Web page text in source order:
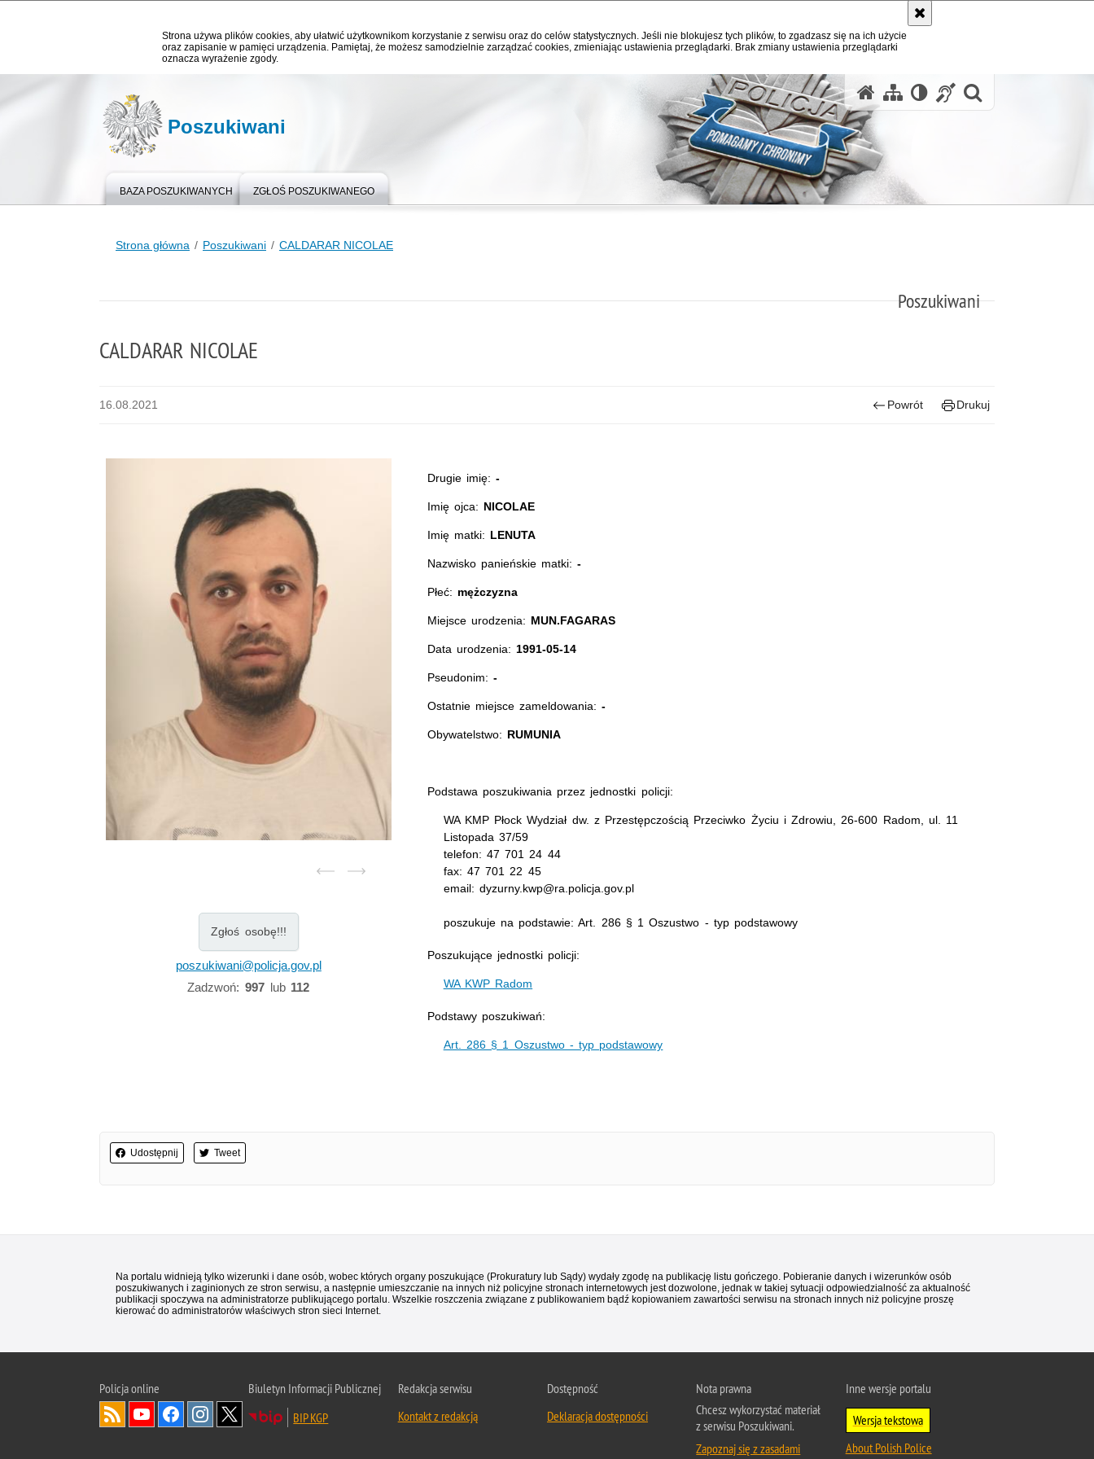
Strona używa plików cookies, aby ułatwić użytkownikom korzystanie z serwisu oraz do celów statystycznych. Jeśli nie blokujesz tych plików, to zgadzasz się na ich użycie
oraz zapisanie w pamięci urządzenia. Pamiętaj, że możesz samodzielnie zarządzać cookies, zmieniając ustawienia przeglądarki. Brak zmiany ustawienia przeglądarki
oznacza wyrażenie zgody.
Poszukiwani
BAZA POSZUKIWANYCH ZGŁOŚ POSZUKIWANEGO
Strona główna Poszukiwani CALDARAR NICOLAE
Poszukiwani
CALDARAR NICOLAE
16.08.2021 Powrót Drukuj
Zgłoś osobę!!!
poszukiwani@policja.gov.pl
Zadzwoń: 997lub 112
Drugie imię:-
Imię ojca: NICOLAE
Imię matki: LENUTA
Nazwisko panieńskie matki:-
Płeć: mężczyzna
Miejsce urodzenia: MUN.FAGARAS
Data urodzenia: 1991-05-14
Pseudonim: -
Ostatnie miejsce zameldowania:-
Obywatelstwo: RUMUNIA
Podstawa poszukiwania przez jednostki policji:
WA KMP Płock Wydział dw. z Przestępczością Przeciwko Życiu i Zdrowiu, 26-600 Radom, ul. 11
Listopada 37/59
telefon: 47 701 24 44
fax: 47 701 22 45
email: dyzurny.kwp@ra.policja.gov.pl
poszukuje na podstawie: Art. 286 § 1 Oszustwo - typ podstawowy
Poszukujące jednostki policji:
WA KWP Radom
Podstawy poszukiwań:
Art. 286 § 1 Oszustwo - typ podstawowy
Udostępnij Tweet
Na portalu widnieją tylko wizerunki i dane osób, wobec których organy poszukujące (Prokuratury lub Sądy) wydały zgodę na publikację listu gończego. Pobieranie danych i wizerunków osób
poszukiwanych i zaginionych ze stron serwisu, a następnie umieszczanie na innych niż policyjne stronach internetowych jest dozwolone, jednak w takiej sytuacji odpowiedzialność za aktualność
publikacji spoczywa na administratorze publikującego portalu. Wszelkie roszczenia związane z publikowaniem bądź kopiowaniem zawartości serwisu na stronach innych niż policyjne proszę
kierować do administratorów właściwych stron sieci Internet.
Policjaonline
Biuletyn Informacji Publicznej
BIP KGP
Redakcja serwisu
Kontakt z redakcją
Dostępność
Deklaracja dostępności
Nota prawna
Chcesz wykorzystać materiał
z serwisu Poszukiwani.
Zapoznaj się z zasadami
Inne wersje portalu
Wersja tekstowa
About Polish Police